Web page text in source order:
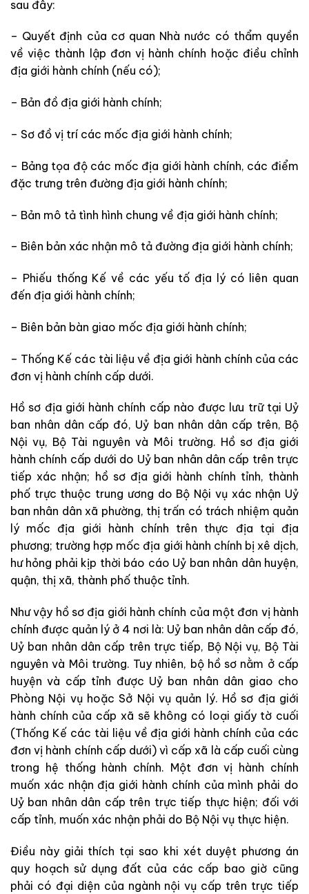
sau đây:
– Quyết định của cơ quan Nhà nước có thẩm quyền
về việc thành lập đơn vị hành chính hoặc điều chỉnh
địa giới hành chính (nếu có);
– Bản đồ địa giới hành chính;
– Sơ đồ vị trí các mốc địa giới hành chính;
– Bảng tọa độ các mốc địa giới hành chính, các điểm
đặc trưng trên đường địa giới hành chính;
– Bản mô tả tình hình chung về địa giới hành chính;
– Biên bản xác nhận mô tả đường địa giới hành chính;
– Phiếu thống Kế về các yếu tố địa lý có liên quan
đến địa giới hành chính;
– Biên bản bàn giao mốc địa giới hành chính;
– Thống Kế các tài liệu về địa giới hành chính của các
đơn vị hành chính cấp dưới.
Hồ sơ địa giới hành chính cấp nào được lưu trữ tại Uỷ
ban nhân dân cấp đó, Uỷ ban nhân dân cấp trên, Bộ
Nội vụ, Bộ Tài nguyên và Môi trường. Hồ sơ địa giới
hành chính cấp dưới do Uỷ ban nhân dân cấp trên trực
tiếp xác nhận; hồ sơ địa giới hành chính tỉnh, thành
phố trực thuộc trung ương do Bộ Nội vụ xác nhận Uỷ
ban nhân dân xã phường, thị trấn có trách nhiệm quản
lý mốc địa giới hành chính trên thực địa tại địa
phương; trường hợp mốc địa giới hành chính bị xê dịch,
hư hỏng phải kịp thời báo cáo Uỷ ban nhân dân huyện,
quận, thị xã, thành phố thuộc tỉnh.
Như vậy hồ sơ địa giới hành chính của một đơn vị hành
chính được quản lý ở 4 nơi là: Uỷ ban nhân dân cấp đó,
Uỷ ban nhân dân cấp trên trực tiếp, Bộ Nội vụ, Bộ Tài
nguyên và Môi trường. Tuy nhiên, bộ hồ sơ nằm ở cấp
huyện và cấp tỉnh được Uỷ ban nhân dân giao cho
Phòng Nội vụ hoặc Sở Nội vụ quản lý. Hồ sơ địa giới
hành chính của cấp xã sẽ không có loại giấy tờ cuối
(Thống Kế các tài liệu về địa giới hành chính của các
đơn vị hành chính cấp dưới) vì cấp xã là cấp cuối cùng
trong hệ thống hành chính. Một đơn vị hành chính
muốn xác nhận địa giới hành chính của mình phải do
Uỷ ban nhân dân cấp trên trực tiếp thực hiện; đối với
cấp tỉnh, muốn xác nhận phải do Bộ Nội vụ thực hiện.
Điều này giải thích tại sao khi xét duyệt phương án
quy hoạch sử dụng đất của các cấp bao giờ cũng
phải có đại diện của ngành nội vụ cấp trên trực tiếp